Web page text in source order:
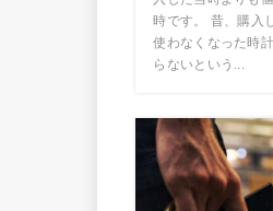
時です。 昔、購入
使わなくなった時
らないという...